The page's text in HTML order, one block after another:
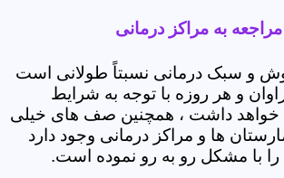
به مراکز درمانی
و سبک درمانی نسبتاً طولانی است
و هر روزه با توجه به شرایط
داشت ، همچنین صف های خیلی
ها و مراکز درمانی وجود دارد
با مشکل رو به رو نموده است.